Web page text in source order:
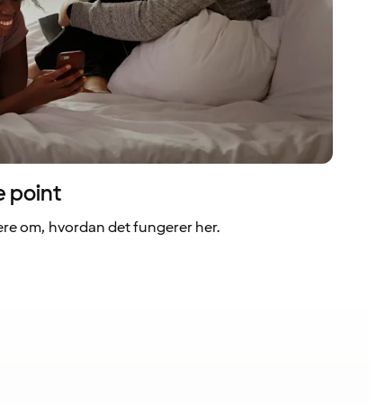
point
om, hvordan det fungerer her.